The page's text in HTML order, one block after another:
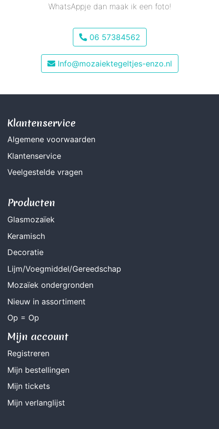
WhatsAppje dan maak ik een foto!
06 57384562
Info@mozaiektegeltjes-enzo.nl
Klantenservice
Algemene voorwaarden
Klantenservice
Veelgestelde vragen
Producten
Glasmozaïek
Keramisch
Decoratie
Lijm/Voegmiddel/Gereedschap
Mozaïek ondergronden
Nieuw in assortiment
Op = Op
Mijn account
Registreren
Mijn bestellingen
Mijn tickets
Mijn verlanglijst